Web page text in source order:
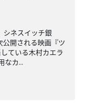
シネスイッチ銀
開される映画『ツ
ている木村カエラ
なカ...